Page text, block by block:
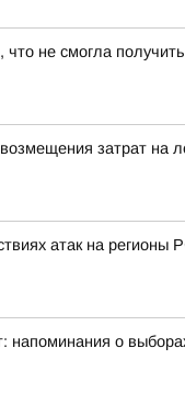
что не смогла
затрат на
атак на регионы
напоминания о